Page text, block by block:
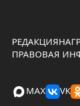
РЕДАКЦИЯ
ПРАВОВАЯ
MAX VK